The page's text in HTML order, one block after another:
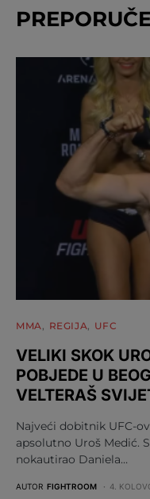
MMA REGIJA UFC
VELIKI SKOK
POBJEDE U
VELTERAŠ
Najveći dobitnik UFC-
apsolutno Uroš Medić.
nokautirao Daniela…
AUTOR FIGHTROOM 4.